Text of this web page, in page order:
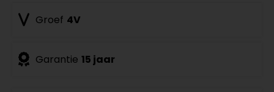
Groef 4V
Garantie 15 jaar